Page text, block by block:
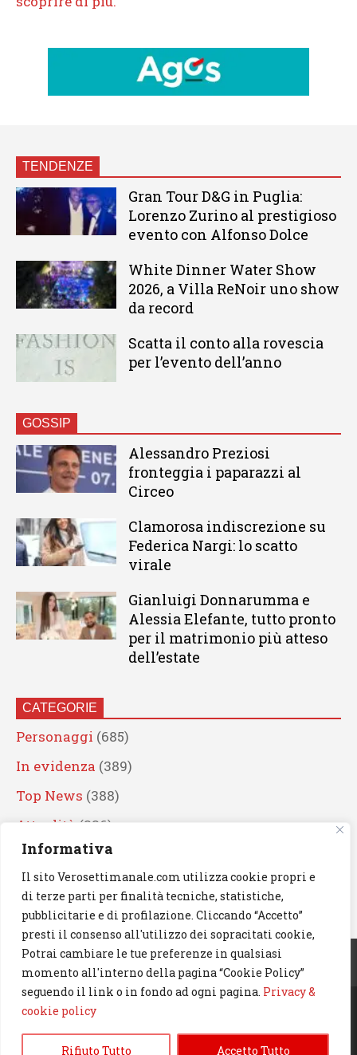
Informativa
Il sito Verosettimanale.com utilizza cookie propri e
di terze parti per finalità tecniche, statistiche,
pubblicitarie e di profilazione. Cliccando “Accetto”
presti il consenso all'utilizzo dei sopracitati cookie,
Potrai cambiare le tue preferenze in qualsiasi
momento all'interno della pagina “Cookie Policy”
seguendo il link o in fondo ad ogni pagina. Privacy &
cookie policy
Rifiuto Tutto Accetto Tutto
TENDENZE
Gran Tour D&G in Puglia:
Lorenzo Zurino al prestigioso
evento con Alfonso Dolce
White Dinner Water Show
2026, a Villa ReNoir uno show
da record
Scatta il conto alla rovescia
per l’evento dell’anno
GOSSIP
Alessandro Preziosi
fronteggia i paparazzi al
Circeo
Clamorosa indiscrezione su
Federica Nargi: lo scatto
virale
Gianluigi Donnarumma e
Alessia Elefante, tutto pronto
per il matrimonio più atteso
dell’estate
CATEGORIE
Personaggi (685)
In evidenza (389)
Top News (388)
Attualità (336)
Eventi(330)
Artisti (241)
News(238)
Cerca
© 2023 Verosettimanale.com. All rights reserved.